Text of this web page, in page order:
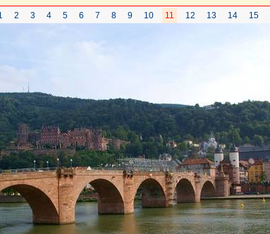
2 3 4 5 6 7 8 9 10 11 12 13 14 15